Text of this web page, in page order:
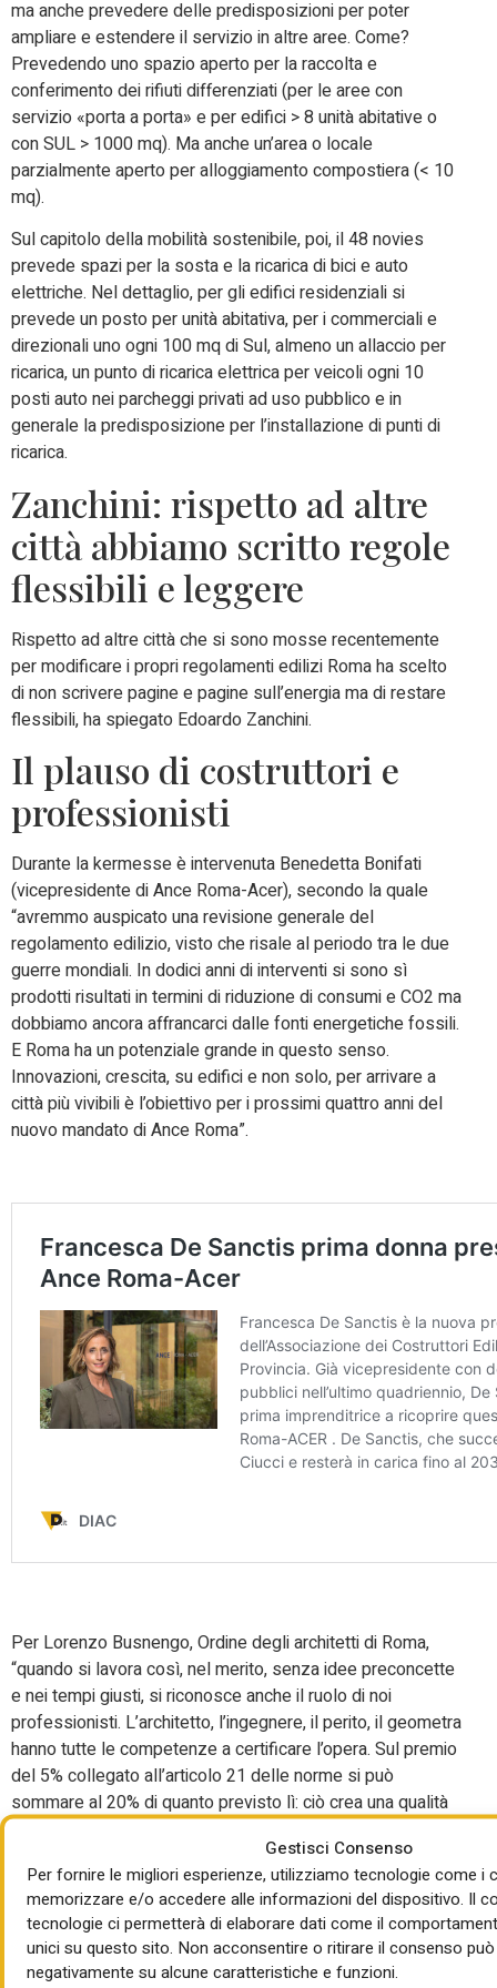
Gestisci Consenso
Per fornire le migliori esperienze, utilizziamo tecnologie come i
memorizzare e/o accedere alle informazioni del dispositivo. Il
tecnologie ci permetterà di elaborare dati come il
unici su questo sito. Non acconsentire o ritirare il consenso
negativamente su alcune caratteristiche e funzioni.
ma anche prevedere delle predisposizioni per poter
ampliare e estendere il servizio in altre aree. Come?
Prevedendo uno spazio aperto per la raccolta e
conferimento dei rifiuti differenziati (per le aree con
servizio «porta a porta» e per edifici > 8 unità abitative o
con SUL > 1000 mq). Ma anche un’area o locale
parzialmente aperto per alloggiamento compostiera (< 10
mq).
Sul capitolo della mobilità sostenibile, poi, il 48 novies
prevede spazi per la sosta e la ricarica di bici e auto
elettriche. Nel dettaglio, per gli edifici residenziali si
prevede un posto per unità abitativa, per i commerciali e
direzionali uno ogni 100 mq di Sul, almeno un allaccio per
ricarica, un punto di ricarica elettrica per veicoli ogni 10
posti auto nei parcheggi privati ad uso pubblico e in
generale la predisposizione per l’installazione di punti di
ricarica.
Zanchini: rispetto ad altre
città abbiamo scritto regole
flessibili e leggere
Rispetto ad altre città che si sono mosse recentemente
per modificare i propri regolamenti edilizi Roma ha scelto
di non scrivere pagine e pagine sull’energia ma di restare
flessibili, ha spiegato Edoardo Zanchini.
Il plauso di costruttori e
professionisti
Durante la kermesse è intervenuta Benedetta Bonifati
(vicepresidente di Ance Roma-Acer), secondo la quale
“avremmo auspicato una revisione generale del
regolamento edilizio, visto che risale al periodo tra le due
guerre mondiali. In dodici anni di interventi si sono sì
prodotti risultati in termini di riduzione di consumi e CO2 ma
dobbiamo ancora affrancarci dalle fonti energetiche fossili.
E Roma ha un potenziale grande in questo senso.
Innovazioni, crescita, su edifici e non solo, per arrivare a
città più vivibili è l’obiettivo per i prossimi quattro anni del
nuovo mandato di Ance Roma”.
Per Lorenzo Busnengo, Ordine degli architetti di Roma,
“quando si lavora così, nel merito, senza idee preconcette
e nei tempi giusti, si riconosce anche il ruolo di noi
professionisti. L’architetto, l’ingegnere, il perito, il geometra
hanno tutte le competenze a certificare l’opera. Sul premio
del 5% collegato all’articolo 21 delle norme si può
sommare al 20% di quanto previsto lì: ciò crea una qualità
Veloccia: è il metodo
Zanchini e funziona
Proprio questo plauso unanime, ha spiegato in chiusura